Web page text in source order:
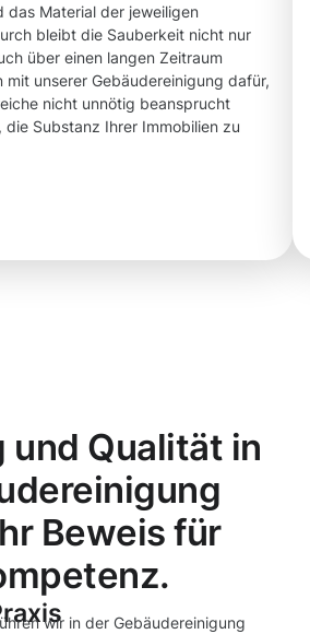
das Material der jeweiligen
bleibt die Sauberkeit nicht nur
über einen langen Zeitraum
mit unserer Gebäudereinigung dafür,
nicht unnötig beansprucht
Substanz Ihrer Immobilien zu
und Qualität in
Beweis für
wir in der Gebäudereinigung